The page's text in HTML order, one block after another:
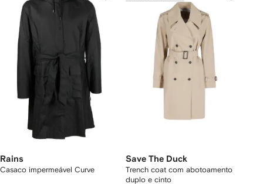
Rains
Casaco impermeável Curve
Save The Duck
Trench coat com abotoamento
duplo e cinto